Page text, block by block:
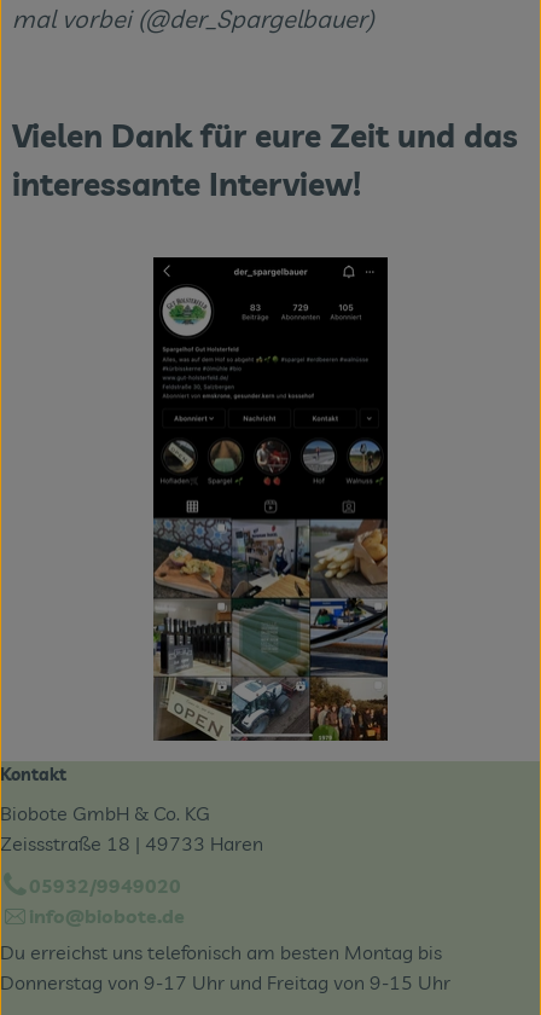
mal vorbei (@der_Spargelbauer)
Vielen Dank für eure Zeit und das
interessante Interview!
Kontakt
Biobote GmbH & Co. KG
Zeissstraße 18 | 49733 Haren
05932/9949020
info@biobote.de
Du erreichst uns telefonisch am besten Montag bis
Donnerstag von 9-17 Uhr und Freitag von 9-15 Uhr